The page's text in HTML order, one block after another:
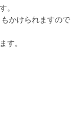
。
かけられますので
す。